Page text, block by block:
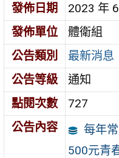
發佈日期
2023 年
發佈單位
體衛組
公告類別
最新消息
公告等級
通知
點閱次數
727
公告內容
每年
500元青